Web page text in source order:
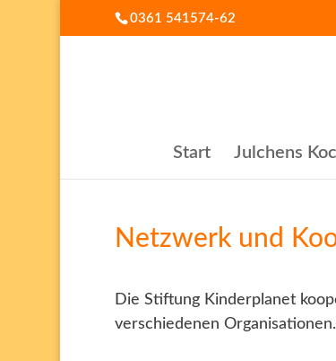
0361 541574-62
Start Julchens
Netzwerk und
Die Stiftung Kinderplanet
verschiedenen Organisationen.